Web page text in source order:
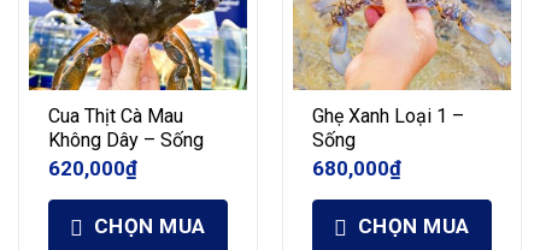
Cua Thịt Cà Mau
Không Dây – Sống
620,000₫
CHỌN MUA
Ghẹ Xanh Loại 1 –
Sống
680,000₫
CHỌN MUA